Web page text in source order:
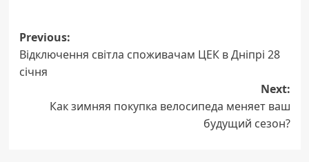
Post
navigation
Previous:
Відключення світла споживачам ЦЕК в Дніпрі 28
січня
Next:
Как зимняя покупка велосипеда меняет ваш
будущий сезон?